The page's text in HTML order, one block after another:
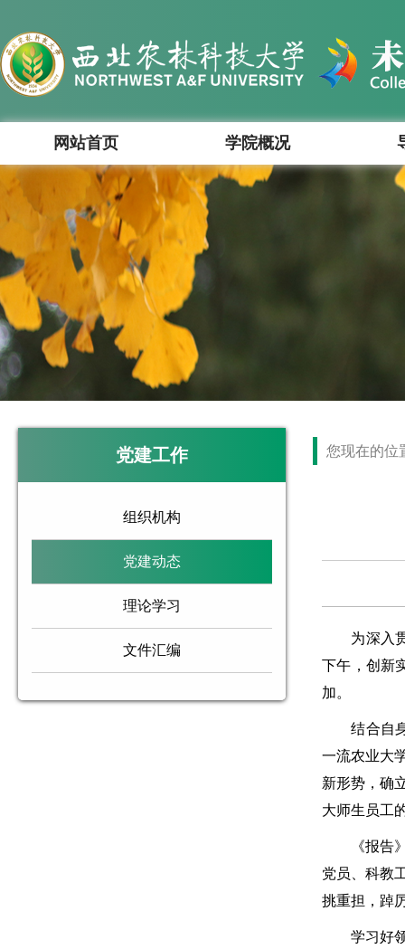
网站首页 学院概况
党建工作
组织机构
党建动态
理论学习
文件汇编
您现在的位
为深入贯
下午，创新
加。
结合自身
一流农业大
新形势，确
大师生员工
《报告》
党员、科教
挑重担，踔
学习好领